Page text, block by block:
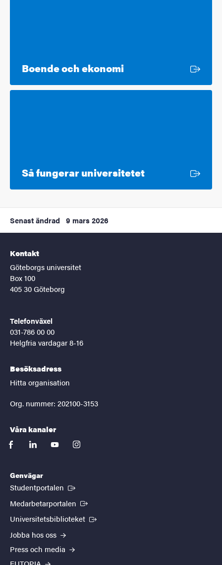
Boende och ekonomi
Så fungerar universitetetExtern länk
Senast ändrad 9 mars 2026
Kontakt
Göteborgs universitet
Box 100
405 30 Göteborg
Telefonväxel
031-786 00 00
Helgfria vardagar 8-16
Besöksadress
Hitta organisation
Org. nummer: 202100-3153
Våra kanaler
facebooklinkedinyoutubeinstagram
Genvägar
Studentportalen (Extern länk)
Medarbetarportalen (Extern länk)
Universitetsbiblioteket (Extern länk)
Jobba hos oss
Press och media